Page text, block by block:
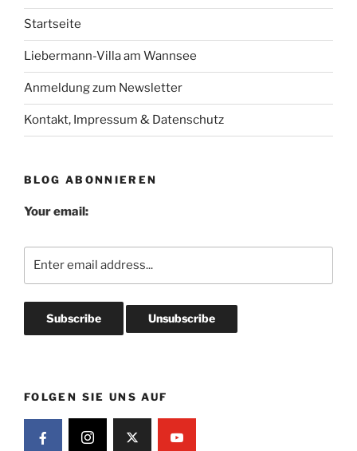
Startseite
Liebermann-Villa am Wannsee
Anmeldung zum Newsletter
Kontakt, Impressum & Datenschutz
BLOG ABONNIEREN
Your email:
FOLGEN SIE UNS AUF